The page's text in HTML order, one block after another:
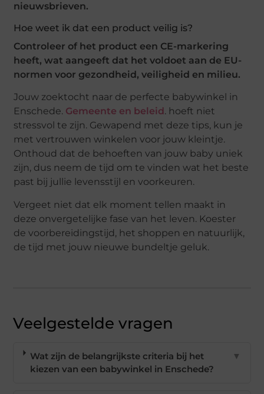
nieuwsbrieven.
Hoe weet ik dat een product veilig is?
Controleer of het product een CE-markering
heeft, wat aangeeft dat het voldoet aan de EU-
normen voor gezondheid, veiligheid en milieu.
Jouw zoektocht naar de perfecte babywinkel in
Enschede. Gemeente en beleid . hoeft niet
stressvol te zijn. Gewapend met deze tips, kun je
met vertrouwen winkelen voor jouw kleintje.
Onthoud dat de behoeften van jouw baby uniek
zijn, dus neem de tijd om te vinden wat het beste
past bij jullie levensstijl en voorkeuren.
Vergeet niet dat elk moment tellen maakt in
deze onvergetelijke fase van het leven. Koester
de voorbereidingstijd, het shoppen en natuurlijk,
de tijd met jouw nieuwe bundeltje geluk.
Veelgestelde vragen
Wat zijn de belangrijkste criteria bij het
kiezen van een babywinkel in Enschede?
▼